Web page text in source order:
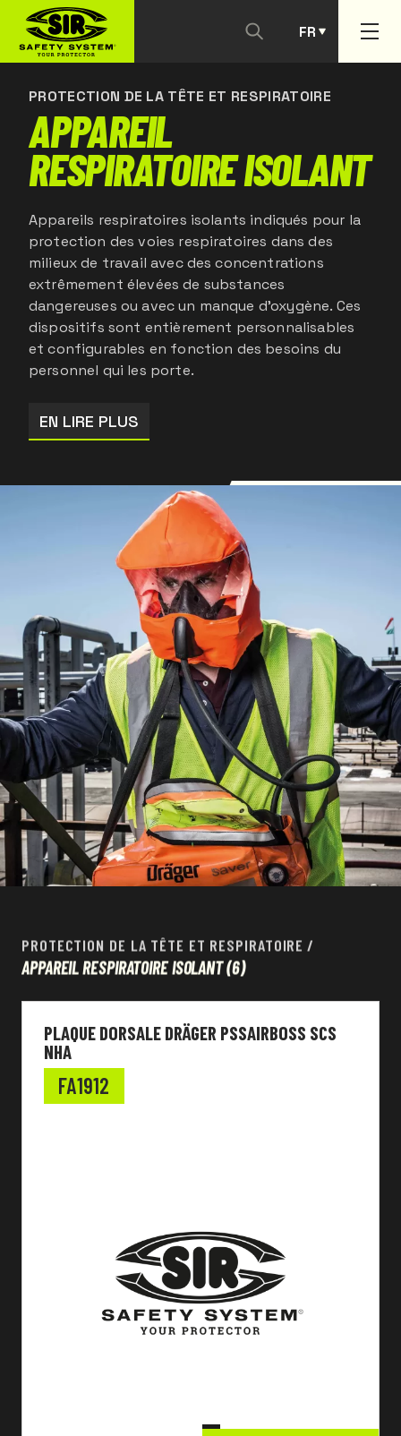
FR
PT
PROTECTION DE LA TÊTE ET RESPIRATOIRE
APPAREIL
RESPIRATOIRE ISOLANT
Appareils respiratoires isolants indiqués pour la
protection des voies respiratoires dans des
milieux de travail avec des concentrations
extrêmement élevées de substances
dangereuses ou avec un manque d'oxygène. Ces
dispositifs sont entièrement personnalisables
et configurables en fonction des besoins du
personnel qui les porte.
EN LIRE PLUS
PROTECTION DE LA TÊTE ET RESPIRATOIRE /
APPAREIL RESPIRATOIRE ISOLANT(6)
PLAQUE DORSALE DRÄGER PSSAIRBOSS SCS
NHA
FA1912
NOUS CONTACTER